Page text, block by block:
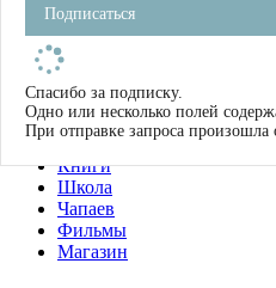
Имена
Тэги
О нас
Журнал
Книги
Школа
Чапаев
Фильмы
Магазин
Подписаться
Спасибо за подписку.
Одно или несколько полей
При отправке запроса